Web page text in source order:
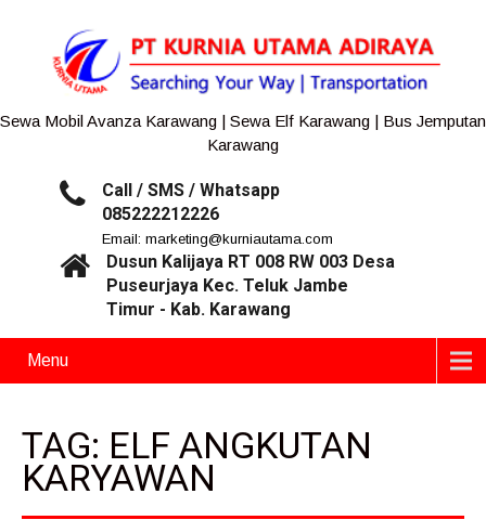
Sewa Mobil Avanza Karawang | Sewa Elf Karawang | Bus Jemputan
Karawang
Call / SMS / Whatsapp
085222212226
Email: marketing@kurniautama.com
Dusun Kalijaya RT 008 RW 003 Desa
Puseurjaya Kec. Teluk Jambe
Timur - Kab. Karawang
Menu
TAG: ELF ANGKUTAN
KARYAWAN